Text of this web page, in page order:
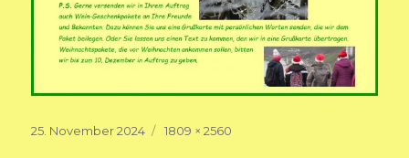
Veröffentlicht
25. November 2024
Volle
1809 × 2560